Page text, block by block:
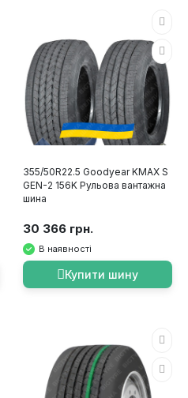
355/50R22.5 Goodyear KMAX S
GEN-2 156K Рульова вантажна
шина
30 366 грн.
В наявності
Купити шину